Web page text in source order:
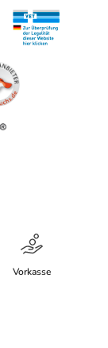
Vorkasse